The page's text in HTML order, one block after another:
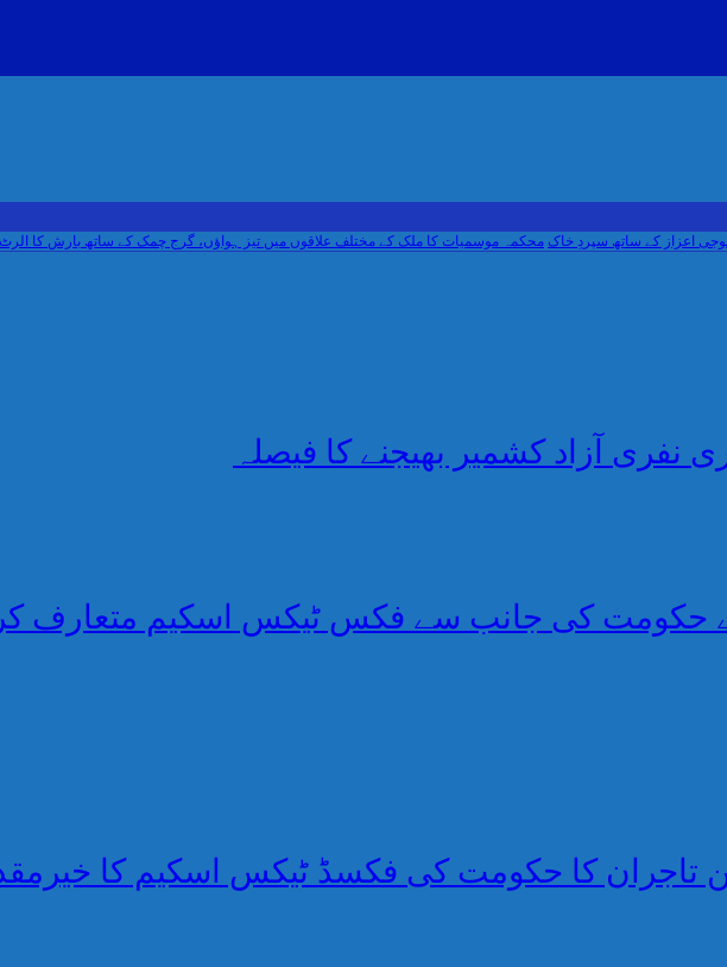
کے ساتھ سپردِ خاک محکمہ موسمیات کا ملک کے مختلف علاقوں میں تیز ہواؤں، گرج چمک کے ساتھ بارش کا الرٹ جاری.
نفری آزاد کشمیر بھیجنے کا فیصلہ
حکومت کی جانب سے فکس ٹیکس اسکیم متعارف
تاجران کا حکومت کی فکسڈ ٹیکس اسکیم کا